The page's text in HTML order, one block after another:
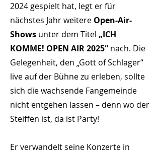
2024 gespielt hat, legt er für
nächstes Jahr weitere Open-Air-
Shows unter dem Titel „ICH
KOMME! OPEN AIR 2025“ nach. Die
Gelegenheit, den „Gott of Schlager“
live auf der Bühne zu erleben, sollte
sich die wachsende Fangemeinde
nicht entgehen lassen – denn wo der
Steiffen ist, da ist Party!
Er verwandelt seine Konzerte in